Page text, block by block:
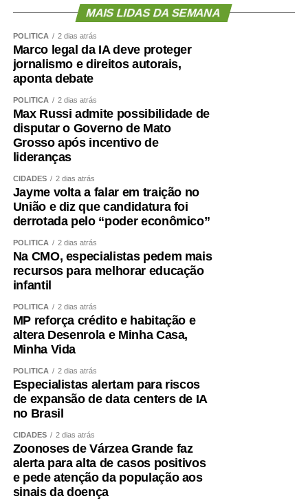
MAIS LIDAS DA SEMANA
POLÍTICA 2 dias atrás
Marco legal da IA deve proteger
jornalismo e direitos autorais,
aponta debate
POLÍTICA 2 dias atrás
Max Russi admite possibilidade de
disputar o Governo de Mato
Grosso após incentivo de
lideranças
CIDADES 2 dias atrás
Jayme volta a falar em traição no
União e diz que candidatura foi
derrotada pelo “poder econômico”
POLÍTICA 2 dias atrás
Na CMO, especialistas pedem mais
recursos para melhorar educação
infantil
POLÍTICA 2 dias atrás
MP reforça crédito e habitação e
altera Desenrola e Minha Casa,
Minha Vida
POLÍTICA 2 dias atrás
Especialistas alertam para riscos
de expansão de data centers de IA
no Brasil
CIDADES 2 dias atrás
Zoonoses de Várzea Grande faz
alerta para alta de casos positivos
e pede atenção da população aos
sinais da doença